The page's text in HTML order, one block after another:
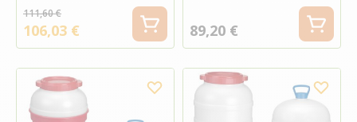
111,60 €
106,03 € 89,20 €